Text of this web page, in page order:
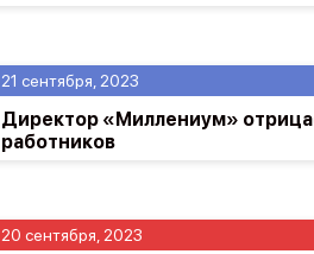
20 сентября, 2023
21 сентября, 2023
Директор «Миллениум»
работников